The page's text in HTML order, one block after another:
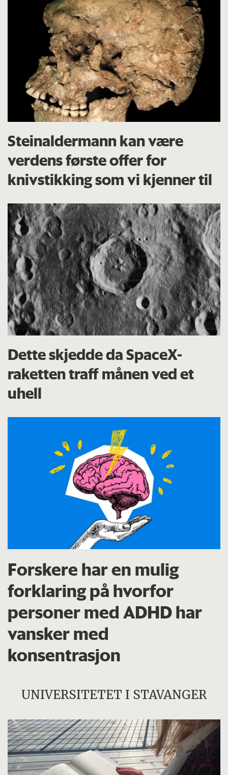
Steinaldermann kan være
verdens første offer for
knivstikking som vi kjenner til
Dette skjedde da SpaceX-
raketten traff månen ved et
uhell
Forskere har en mulig
forklaring på hvorfor
personer med ADHD har
vansker med
konsentrasjon
UNIVERSITETET I STAVANGER